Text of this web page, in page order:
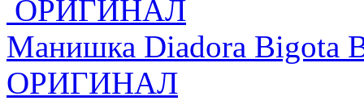
Манишка Diadora Bigota
ОРИГИНАЛ